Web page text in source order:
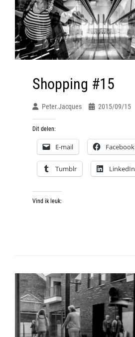
Shopping #15
Peter.jacques 2015/09/15
Dit delen:
E-mail Facebook
Tumblr LinkedIn
Vind ik leuk: